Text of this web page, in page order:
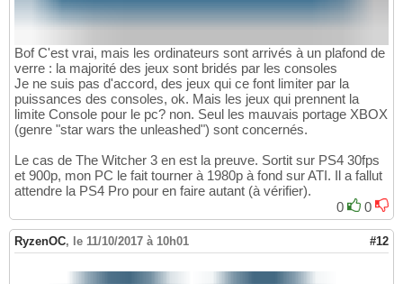
Bof C'est vrai, mais les ordinateurs sont arrivés à un plafond de
verre : la majorité des jeux sont bridés par les consoles
Je ne suis pas d'accord, des jeux qui ce font limiter par la
puissances des consoles, ok. Mais les jeux qui prennent la
limite Console pour le pc? non. Seul les mauvais portage XBOX
(genre "star wars the unleashed") sont concernés.
Le cas de The Witcher 3 en est la preuve. Sortit sur PS4 30fps
et 900p, mon PC le fait tourner à 1980p à fond sur ATI. Il a fallut
attendre la PS4 Pro pour en faire autant (à vérifier).
0
0
RyzenOC, le 11/10/2017 à 10h01 #12